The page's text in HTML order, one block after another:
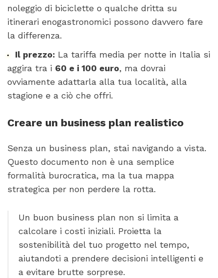
noleggio di biciclette o qualche dritta su
itinerari enogastronomici possono davvero fare
la differenza.
Il prezzo: La tariffa media per notte in Italia si
aggira tra i 60 e i 100 euro, ma dovrai
ovviamente adattarla alla tua località, alla
stagione e a ciò che offri.
Creare un business plan realistico
Senza un business plan, stai navigando a vista.
Questo documento non è una semplice
formalità burocratica, ma la tua mappa
strategica per non perdere la rotta.
Un buon business plan non si limita a
calcolare i costi iniziali. Proietta la
sostenibilità del tuo progetto nel tempo,
aiutandoti a prendere decisioni intelligenti e
a evitare brutte sorprese.